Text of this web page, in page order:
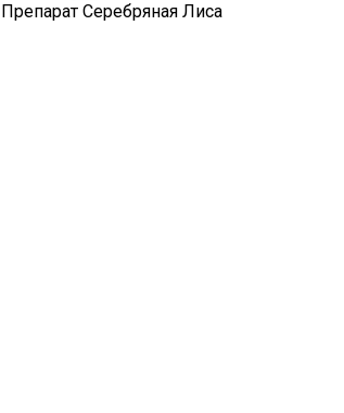
Препарат Серебряная Лиса